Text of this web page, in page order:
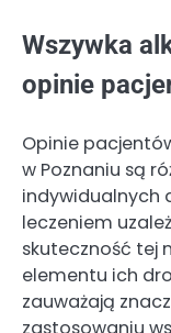
Wszywka
opinie
Opinie
w Poznaniu są
indywidualnych
leczeniem
skuteczność tej
elementu ich
zauważają